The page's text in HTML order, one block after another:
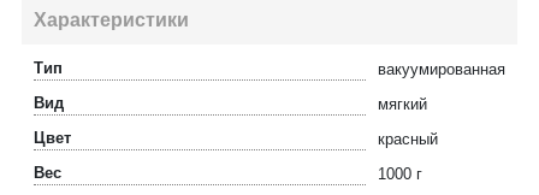
Характеристики
Тип
вакуумированная
Вид
мягкий
Цвет
красный
Вес
1000 г